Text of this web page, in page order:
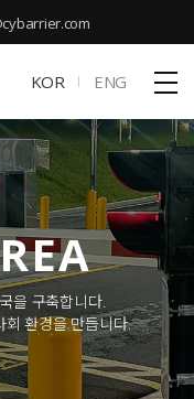
KOR ENG
을 구축합니다.
환경을 만듭니다.